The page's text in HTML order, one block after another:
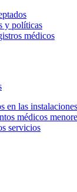
y políticas
médicos
en las instalaciones
médicos
servicios